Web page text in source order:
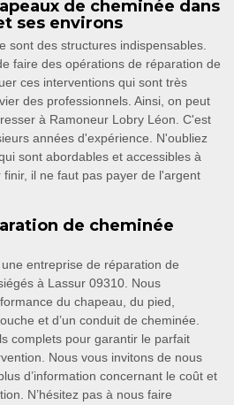
de cheminée dans
ses environs
sont des structures indispensables.
faire des opérations de réparation de
ces interventions qui sont très
des professionnels. Ainsi, on peut
à Ramoneur Lobry Léon. C'est
années d'expérience. N'oubliez
sont abordables et accessibles à
il ne faut pas payer de l'argent
de cheminée
entreprise de réparation de
à Lassur 09310. Nous
du chapeau, du pied,
et d’un conduit de cheminée.
complets pour garantir le parfait
Nous vous invitons de nous
d’information concernant le coût et
N’hésitez pas à nous faire